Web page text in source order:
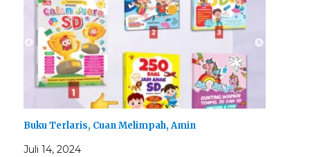
Buku Terlaris, Cuan Melimpah, Amin
Juli 14, 2024